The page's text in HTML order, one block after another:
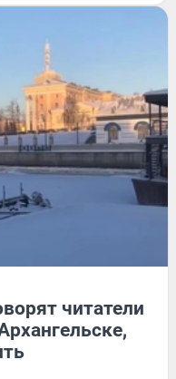
читатели